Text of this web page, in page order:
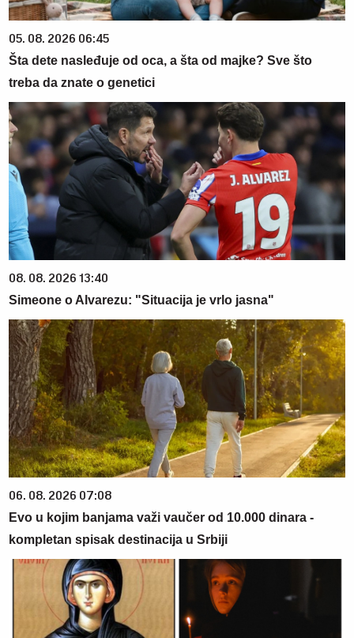
05. 08. 2026 06:45
Šta dete nasleđuje od oca, a šta od majke? Sve što
treba da znate o genetici
08. 08. 2026 13:40
Simeone o Alvarezu: "Situacija je vrlo jasna"
06. 08. 2026 07:08
Evo u kojim banjama važi vaučer od 10.000 dinara -
kompletan spisak destinacija u Srbiji